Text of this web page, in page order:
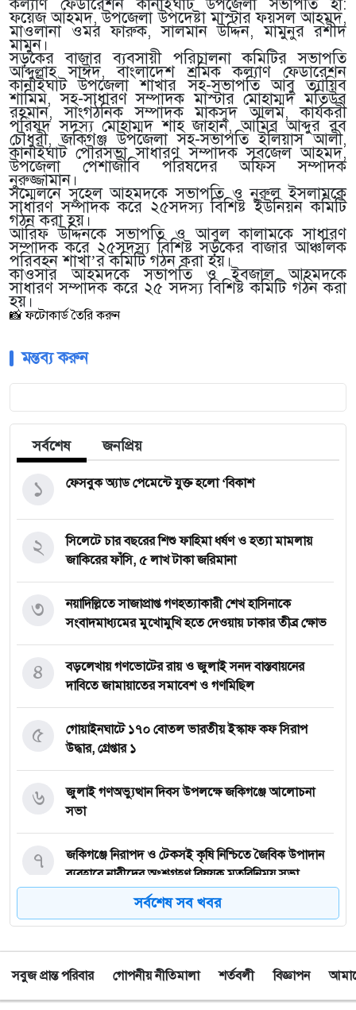
কল্যাণ ফেডারেশন কানাইঘাট উপজেলা সভাপতি হা:
ফয়েজ আহমদ, উপজেলা উপদেষ্টা মাস্টার ফয়সল আহমদ,
মাওলানা ওমর ফারুক, সালমান উদ্দিন, মামুনুর রশীদ
মামুন।
সড়কের বাজার ব্যবসায়ী পরিচালনা কমিটির সভাপতি
আব্দুল্লাহ সাঈদ, বাংলাদেশ শ্রমিক কল্যাণ ফেডারেশন
কানাইঘাট উপজেলা শাখার সহ-সভাপতি আবু ত্যায়িব
শামিম, সহ-সাধারণ সম্পাদক মাস্টার মোহাম্মদ মতিউর
রহমান, সাংগঠনিক সম্পাদক মাকসুদ আলম, কার্যকরী
পরিষদ সদস্য মোহাম্মদ শাহ জাহান, আমির আব্দুর রব
চৌধুরী, জকিগঞ্জ উপজেলা সহ-সভাপতি ইলিয়াস আলী,
কানাইঘাট পৌরসভা সাধারণ সম্পাদক সবজেল আহমদ,
উপজেলা পেশাজীবি পরিষদের অফিস সম্পাদক
নুরুজ্জামান।
সম্মেলনে সুহেল আহমদকে সভাপতি ও নুরুল ইসলামকে
সাধারণ সম্পাদক করে ২৫সদস্য বিশিষ্ট ইউনিয়ন কমিটি
গঠন করা হয়।
আরিফ উদ্দিনকে সভাপতি ও আবুল কালামকে সাধারণ
সম্পাদক করে ২৫সদস্য বিশিষ্ট সড়কের বাজার আঞ্চলিক
পরিবহন শাখা’র কমিটি গঠন করা হয়।
কাওসার আহমদকে সভাপতি ও ইবজাল আহমদকে
সাধারণ সম্পাদক করে ২৫ সদস্য বিশিষ্ট কমিটি গঠন করা
হয়।
📸 ফটোকার্ড তৈরি করুন
মন্তব্য করুন
সর্বশেষ জনপ্রিয়
ফেসবুক অ্যাড পেমেন্টে যুক্ত হলো ‘বিকাশ
১
সিলেটে চার বছরের শিশু ফাহিমা ধর্ষণ ও হত্যা মামলায়
জাকিরের ফাঁসি, ৫ লাখ টাকা জরিমানা
২
নয়াদিল্লিতে সাজাপ্রাপ্ত গণহত্যাকারী শেখ হাসিনাকে
সংবাদমাধ্যমের মুখোমুখি হতে দেওয়ায় ঢাকার তীব্র ক্ষোভ
৩
বড়লেখায় গণভোটের রায় ও জুলাই সনদ বাস্তবায়নের
দাবিতে জামায়াতের সমাবেশ ও গণমিছিল
৪
গোয়াইনঘাটে ১৭০ বোতল ভারতীয় ইস্কাফ কফ সিরাপ
উদ্ধার, গ্রেপ্তার ১
৫
জুলাই গণঅভ্যুত্থান দিবস উপলক্ষে জকিগঞ্জে আলোচনা
সভা
৬
জকিগঞ্জে নিরাপদ ও টেকসই কৃষি নিশ্চিতে জৈবিক উপাদান
ব্যবহারে নারীদের অংশগ্রহণ বিষয়ক মতবিনিময় সভা
৭
টাঙ্গুয়ার হাওর অবৈধভাবে অনুপ্রবেশের দায়ে ৬ হাউসবোটে
৮
সেপ্টেম্বর থেকে সিলেট ওসমানী বিমানবন্দরে ফের বিদেশি
ফ্লাইট চালু করছে সালামএয়ার
৯
সর্বশেষ সব খবর
সবুজ প্রান্ত পরিবার গোপনীয় নীতিমালা শর্তবলী বিজ্ঞাপন